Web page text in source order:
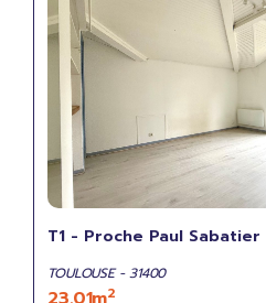
T1 - Proche Paul Sabatier
TOULOUSE - 31400
2